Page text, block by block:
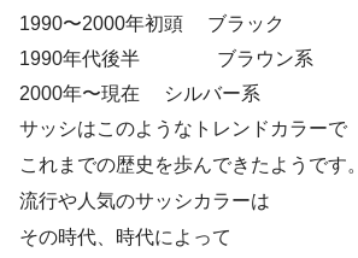
1990〜2000年初頭 ブラック
1990年代後半 ブラウン系
2000年〜現在 シルバー系
サッシはこのようなトレンドカラーで
これまでの歴史を歩んできたようです。
流行や人気のサッシカラーは
その時代、時代によって